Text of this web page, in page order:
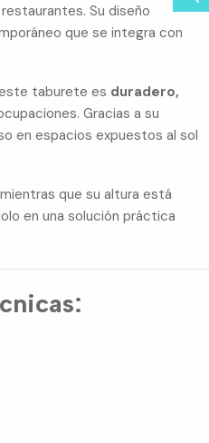
Su diseño
que se integra con
taburete es duradero,
Gracias a su
en espacios expuestos al sol
que su altura está
en una solución práctica